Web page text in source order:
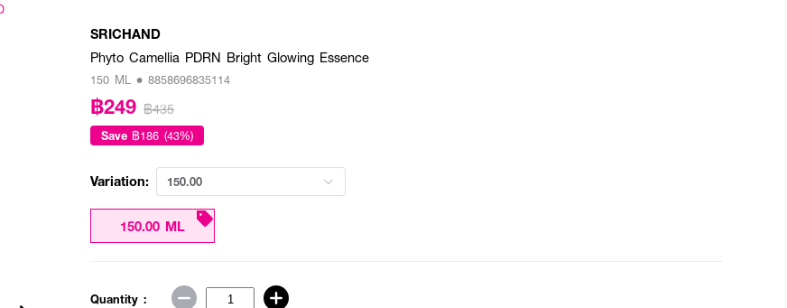
SRICHAND
Phyto Camellia PDRN Bright Glowing Essence
150 ML • 8858696835114
฿249 ฿435
Save ฿186 (43%)
Variation: 150.00
150.00 ML
Quantity :